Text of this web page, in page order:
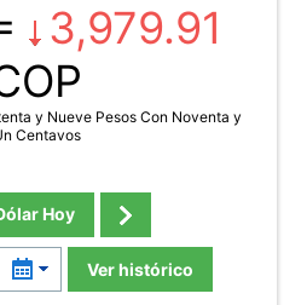
3,979.91
y Nueve Pesos Con Noventa y
Centavos
Hoy
Ver histórico